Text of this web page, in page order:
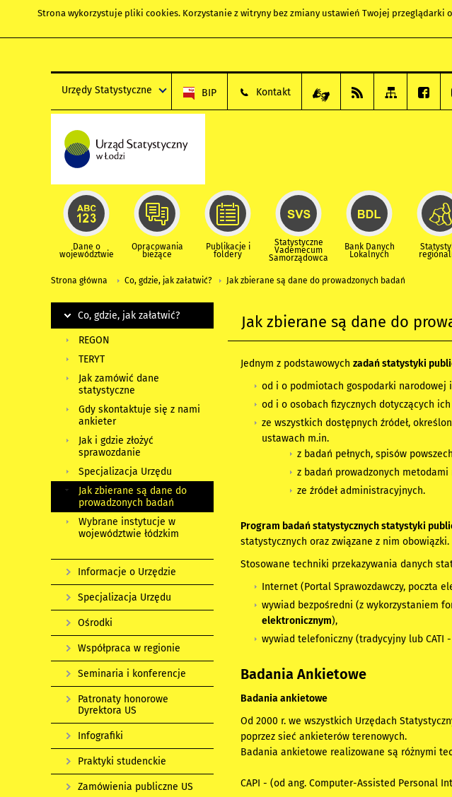
Strona wykorzystuje pliki cookies. Korzystanie z witryny bez zmiany ustawień Twojej przeglądarki
Urzędy Statystyczne BIP Kontakt
Dane o
województwie
Opracowania
bieżące
Publikacje i
foldery
Statystyczne
Vademecum
Samorządowca
Bank Danych
Lokalnych
Strona główna Co, gdzie, jak załatwić? Jak zbierane są dane do prowadzonych badań
Jak zbierane są dane do
Jednym z podstawowychzadań statystyki
od i o podmiotach gospodarki narodowej
od i o osobach fizycznych dotyczących
ze wszystkich dostępnych źródeł,
ustawach m.in.
z badań pełnych, spisów
z badań prowadzonych
ze źródeł administracyjnych.
Program badań statystycznych statystyki
statystycznych oraz związane z nim obowiązki.
Stosowane techniki przekazywania danych
Internet (Portal Sprawozdawczy, poczta
wywiad bezpośredni (z wykorzystaniem
elektronicznym),
wywiad telefoniczny (tradycyjny lub CATI
Badania Ankietowe
Badania ankietowe
Od 2000 r. we wszystkich Urzędach
poprzez sieć ankieterów terenowych.
Badania ankietowe realizowane są różnymi
CAPI - (od ang. Computer-Assisted Personal
Co, gdzie, jak załatwić?
REGON
TERYT
Jak zamówić dane
statystyczne
Gdy skontaktuje się z nami
ankieter
Jak i gdzie złożyć
sprawozdanie
Specjalizacja Urzędu
Jak zbierane są dane do
prowadzonych badań
Wybrane instytucje w
województwie łódzkim
Informacje o Urzędzie
Specjalizacja Urzędu
Ośrodki
Współpraca w regionie
Seminaria i konferencje
Patronaty honorowe
Dyrektora US
Infografiki
Praktyki studenckie
Zamówienia publiczne US